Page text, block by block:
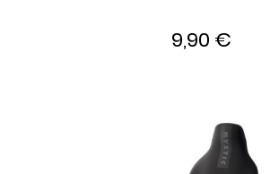
9,90 €